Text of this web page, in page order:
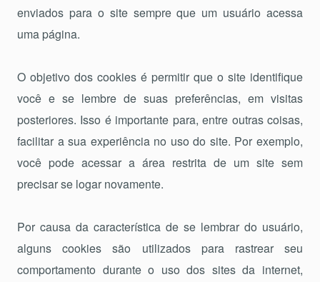
enviados para o site sempre que um usuário acessa
uma página.
O objetivo dos cookies é permitir que o site identifique
você e se lembre de suas preferências, em visitas
posteriores. Isso é importante para, entre outras coisas,
facilitar a sua experiência no uso do site. Por exemplo,
você pode acessar a área restrita de um site sem
precisar se logar novamente.
Por causa da característica de se lembrar do usuário,
alguns cookies são utilizados para rastrear seu
comportamento durante o uso dos sites da internet,